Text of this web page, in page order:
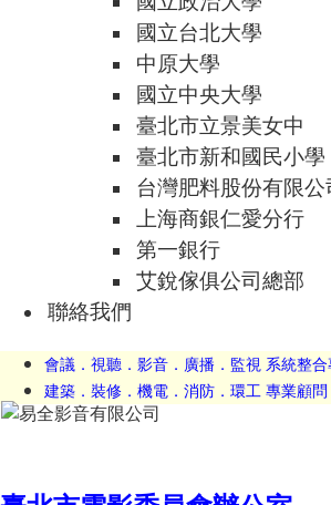
國立台北大學
中原大學
國立中央大學
臺北市立景美女中
臺北市新和國民小學
台灣肥料股份有限公
上海商銀仁愛分行
第一銀行
艾銳傢俱公司總部
聯絡我們
會議．視聽．影音．廣播．監視 系統整合
建築．裝修．機電．消防．環工 專業顧問